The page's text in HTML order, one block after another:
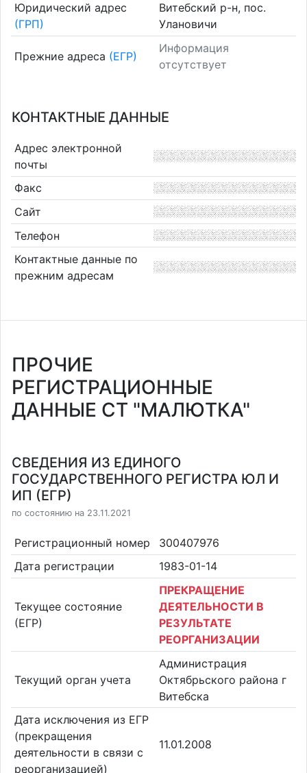
Юридический адрес
(ГРП)
Витебский р-н, пос.
Улановичи
Прежние адреса (ЕГР)
Информация
отсутствует
КОНТАКТНЫЕ ДАННЫЕ
Адрес электронной
почты
Факс
Сайт
Телефон
Контактные данные по
прежним адресам
ПРОЧИЕ
РЕГИСТРАЦИОННЫЕ
ДАННЫЕ СТ "МАЛЮТКА"
СВЕДЕНИЯ ИЗ ЕДИНОГО
ГОСУДАРСТВЕННОГО РЕГИСТРА ЮЛ И
ИП (ЕГР)
по состоянию на 23.11.2021
Регистрационный номер
300407976
Дата регистрации
1983-01-14
Текущее состояние
(ЕГР)
ПРЕКРАЩЕНИЕ
ДЕЯТЕЛЬНОСТИ В
РЕЗУЛЬТАТЕ
РЕОРГАНИЗАЦИИ
Текущий орган учета
Администрация
Октябрьского района г
Витебска
Дата исключения из ЕГР
(прекращения
деятельности в связи с
реорганизацией)
11.01.2008